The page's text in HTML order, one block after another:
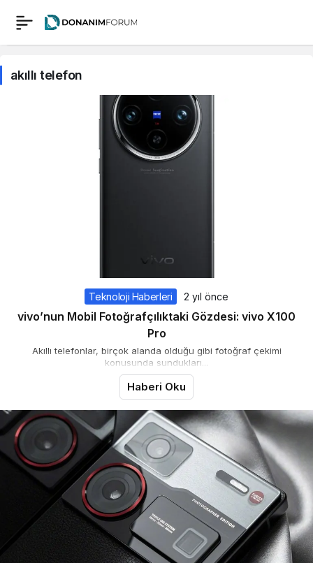
akıllı telefon
Teknoloji Haberleri 2 yıl önce
vivo’nun Mobil Fotoğrafçılıktaki Gözdesi: vivo X100
Pro
Akıllı telefonlar, birçok alanda olduğu gibi fotoğraf çekimi
konusunda sundukları...
Haberi Oku